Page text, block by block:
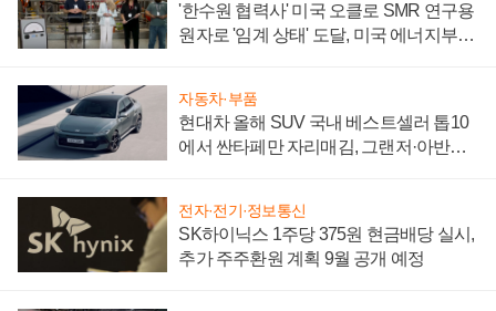
'한수원 협력사' 미국 오클로 SMR 연구용
원자로 '임계 상태' 도달, 미국 에너지부
자동차·부품
현대차 올해 SUV 국내 베스트셀러 톱10
에서 싼타페만 자리매김, 그랜저·아반떼
전자·전기·정보통신
SK하이닉스 1주당 375원 현금배당 실시,
추가 주주환원 계획 9월 공개 예정